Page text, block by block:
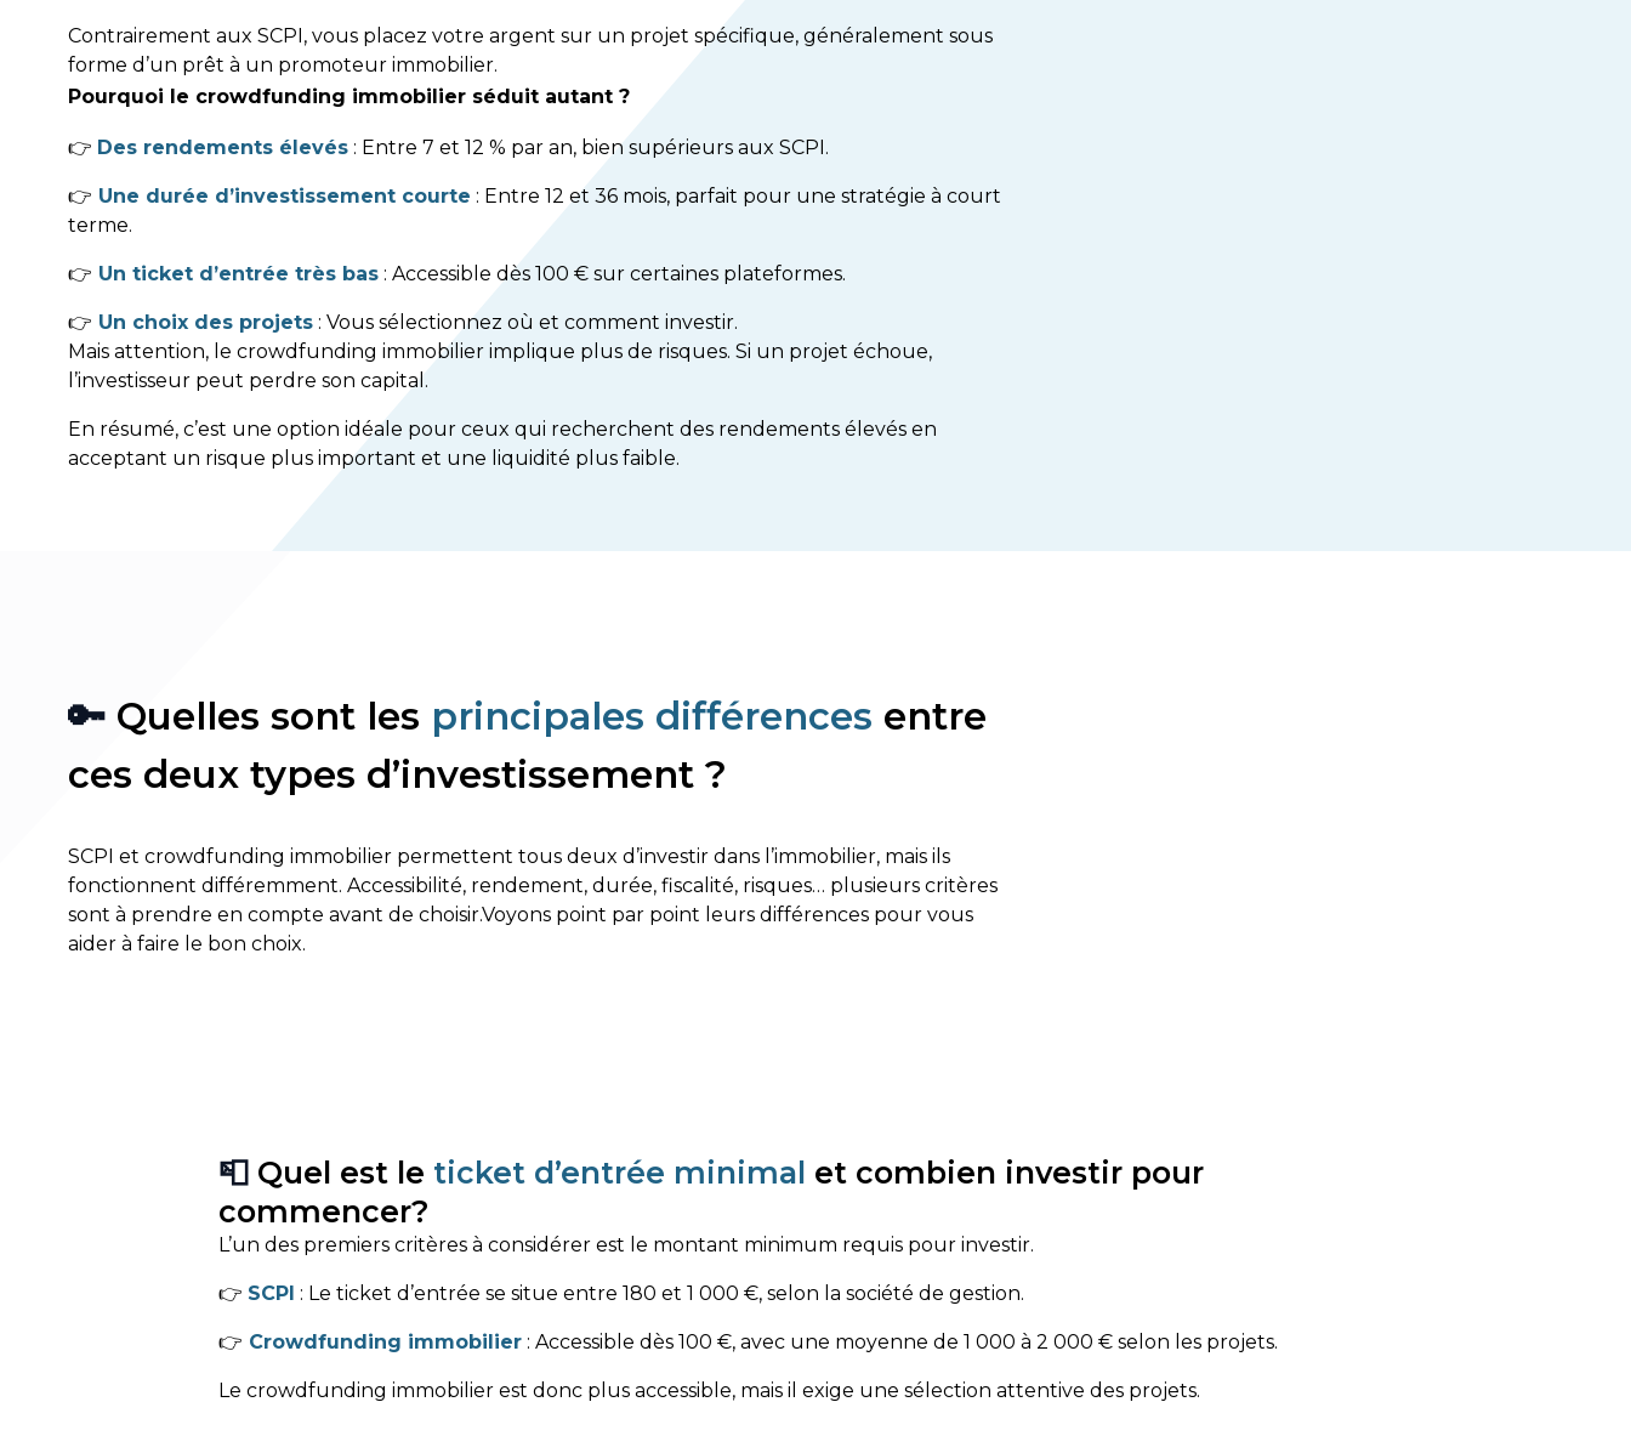
Contrairement aux SCPI, vous placez votre argent sur un projet spécifique, généralement sous
forme d’un prêt à un promoteur immobilier.
Pourquoi le crowdfunding immobilier séduit autant ?
👉 Des rendements élevés : Entre 7 et 12 % par an, bien supérieurs aux SCPI.
👉 Une durée d’investissement courte : Entre 12 et 36 mois, parfait pour une stratégie à court
terme.
👉 Un ticket d’entrée très bas : Accessible dès 100 € sur certaines plateformes.
👉 Un choix des projets : Vous sélectionnez où et comment investir.
Mais attention, le crowdfunding immobilier implique plus de risques. Si un projet échoue,
l’investisseur peut perdre son capital.
En résumé, c’est une option idéale pour ceux qui recherchent des rendements élevés en
acceptant un risque plus important et une liquidité plus faible.
🔑 Quelles sont les principales différences entre
ces deux types d’investissement ?
SCPI et crowdfunding immobilier permettent tous deux d’investir dans l’immobilier, mais ils
fonctionnent différemment. Accessibilité, rendement, durée, fiscalité, risques… plusieurs critères
sont à prendre en compte avant de choisir.Voyons point par point leurs différences pour vous
aider à faire le bon choix.
📮 Quel est le ticket d’entrée minimal et combien investir pour
commencer?
L’un des premiers critères à considérer est le montant minimum requis pour investir.
👉 SCPI : Le ticket d’entrée se situe entre 180 et 1 000 €, selon la société de gestion.
👉 Crowdfunding immobilier : Accessible dès 100 €, avec une moyenne de 1 000 à 2 000 € selon les projets.
Le crowdfunding immobilier est donc plus accessible, mais il exige une sélection attentive des projets.